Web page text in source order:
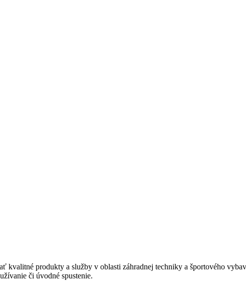
produkty a služby v oblasti záhradnej techniky a športového
či úvodné spustenie.